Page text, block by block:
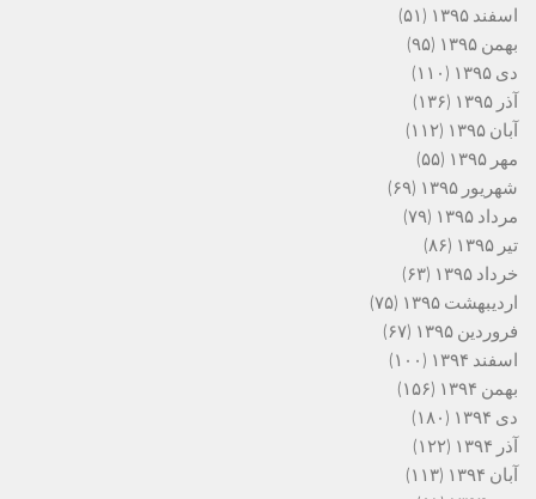
اسفند ۱۳۹۵
(۵۱)
بهمن ۱۳۹۵
(۹۵)
دی ۱۳۹۵
(۱۱۰)
آذر ۱۳۹۵
(۱۳۶)
آبان ۱۳۹۵
(۱۱۲)
مهر ۱۳۹۵
(۵۵)
شهریور ۱۳۹۵
(۶۹)
مرداد ۱۳۹۵
(۷۹)
تیر ۱۳۹۵
(۸۶)
خرداد ۱۳۹۵
(۶۳)
اردیبهشت ۱۳۹۵
(۷۵)
فروردین ۱۳۹۵
(۶۷)
اسفند ۱۳۹۴
(۱۰۰)
بهمن ۱۳۹۴
(۱۵۶)
دی ۱۳۹۴
(۱۸۰)
آذر ۱۳۹۴
(۱۲۲)
آبان ۱۳۹۴
(۱۱۳)